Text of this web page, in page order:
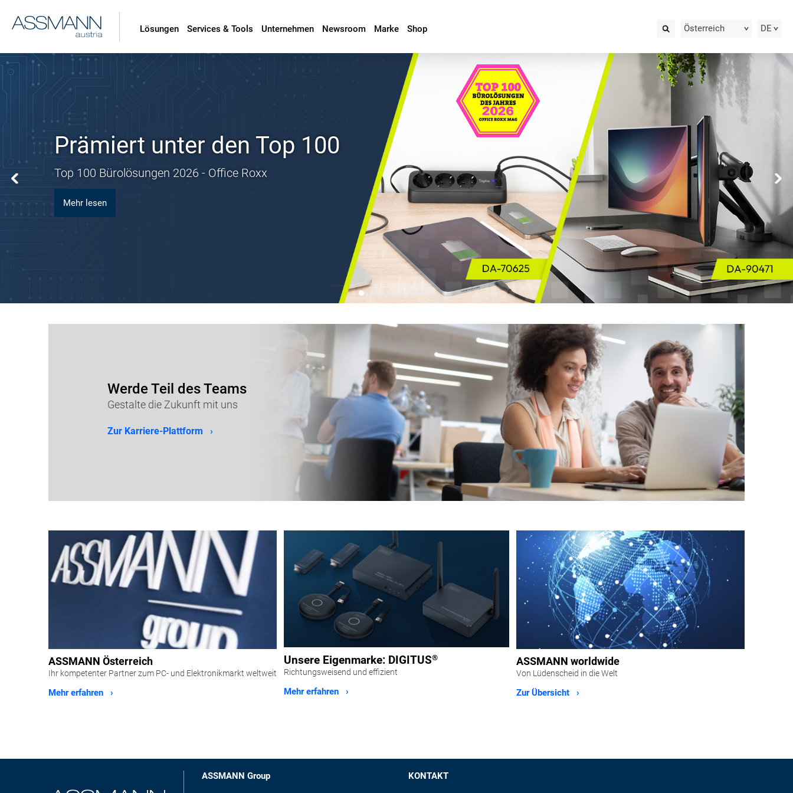
Österreich DE
Lösungen Services & Tools Unternehmen Newsroom Marke Shop
Prämiert unter den Top 100
Top 100 Bürolösungen 2026 - Office Roxx
Mehr lesen
Werde Teil des Teams
Gestalte die Zukunft mit uns
Zur Karriere-Plattform ›
ASSMANN Österreich
Ihr kompetenter Partner zum PC- und Elektronikmarkt weltweit
Mehr erfahren ›
Unsere Eigenmarke: DIGITUS®
Richtungsweisend und effizient
Mehr erfahren ›
ASSMANN worldwide
Von Lüdenscheid in die Welt
Zur Übersicht ›
ASSMANN Group KONTAKT